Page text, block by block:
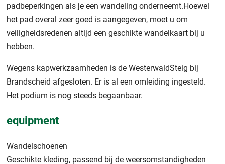
padbeperkingen als je een wandeling onderneemt.Hoewel
het pad overal zeer goed is aangegeven, moet u om
veiligheidsredenen altijd een geschikte wandelkaart bij u
hebben.
Wegens kapwerkzaamheden is de WesterwaldSteig bij
Brandscheid afgesloten. Er is al een omleiding ingesteld.
Het podium is nog steeds begaanbaar.
equipment
Wandelschoenen
Geschikte kleding, passend bij de weersomstandigheden